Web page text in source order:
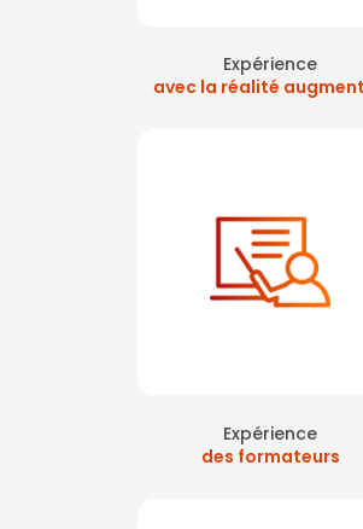
Expérience
avec la réalité
Expérience
des formateurs